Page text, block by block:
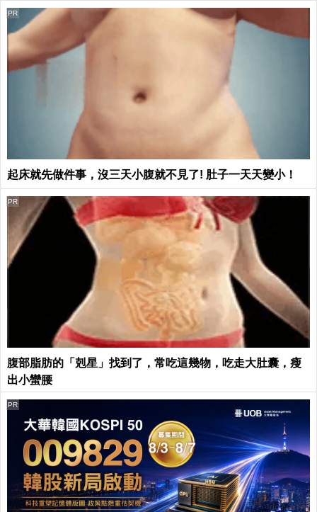
起床就先做件事，沒三天小腹就不見了! 肚子一天天變小！
PR
腹部脂肪的「剋星」找到了，常吃這幾物，吃走大肚囊，瘦
出小蠻腰
PR
PR